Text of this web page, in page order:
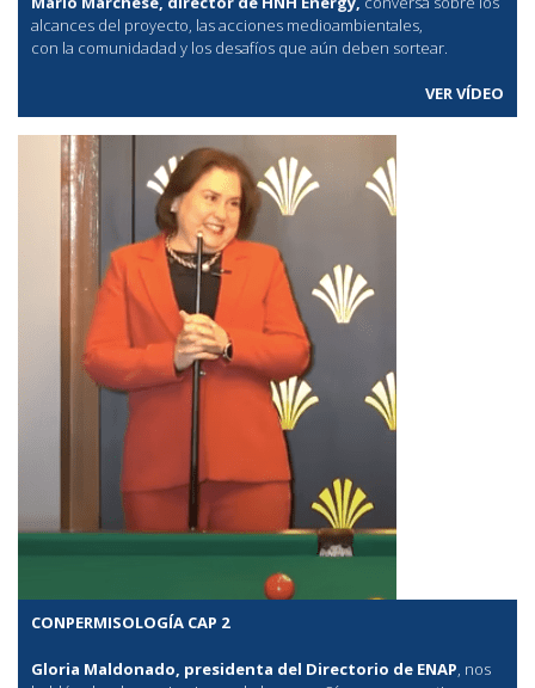
alcances del proyecto, las acciones medioambientales,
con la comunidadad y los desafíos que aún deben sortear.
VER VÍDEO
CONPERMISOLOGÍA CAP 2
Gloria Maldonado, presidenta del Directorio de ENAP, nos